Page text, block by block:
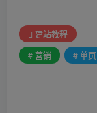
建站教程
# 营销
# 单页